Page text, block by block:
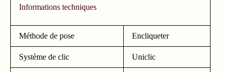
Informations techniques
Méthode de pose Encliqueter
Système de clic Uniclic